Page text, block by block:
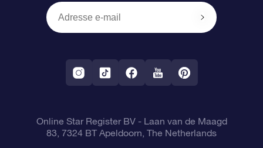
Écran de veille OSR
Appli Voler vers les étoiles
Politique de retour
Constellations
Online Star Register BV- Laan van de Maagd
83, 7324 BT Apeldoorn, The Netherlands